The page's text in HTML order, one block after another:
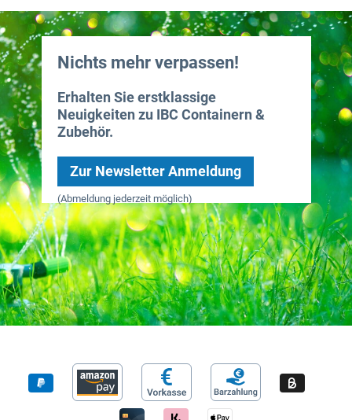
Nichts mehr verpassen!
Erhalten Sie erstklassige
Neuigkeiten zu IBC Containern &
Zubehör.
Zur Newsletter Anmeldung
(Abmeldung jederzeit möglich)